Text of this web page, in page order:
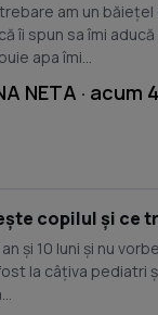
am un băiețel de
îmi
îi trebuie apa îmi...
NETA · acum
copilul și ce
și 10 luni și nu
la câțiva pediatri